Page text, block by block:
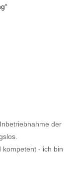
der
kompetent - ich bin